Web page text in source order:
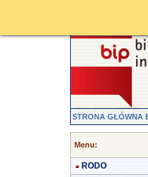
STRONA GŁÓWNA
Menu:
RODO